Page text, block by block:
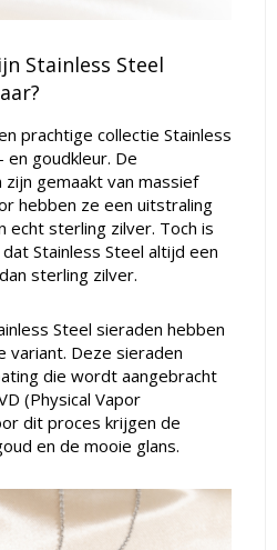
Stainless Steel
prachtige collectie Stainless
en goudkleur. De
gemaakt van massief
hebben ze een uitstraling
echt sterling zilver. Toch is
Stainless Steel altijd een
sterling zilver.
Steel sieraden hebben
variant. Deze sieraden
die wordt aangebracht
(Physical Vapor
dit proces krijgen de
en de mooie glans.